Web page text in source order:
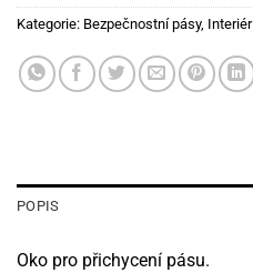
Kategorie: Bezpečnostní pásy, Interiér
POPIS
Oko pro přichycení pásu.